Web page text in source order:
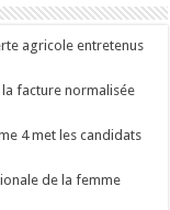
agricole entretenus
la facture normalisée
4 met les candidats
de la femme